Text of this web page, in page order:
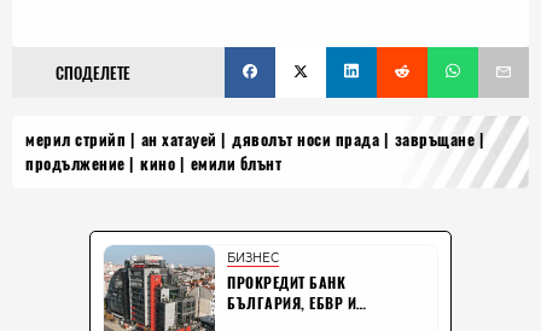
СПОДЕЛЕТЕ
мерил стрийп ан хатауей дяволът носи прада
завръщане
продължение
кино емили блънт